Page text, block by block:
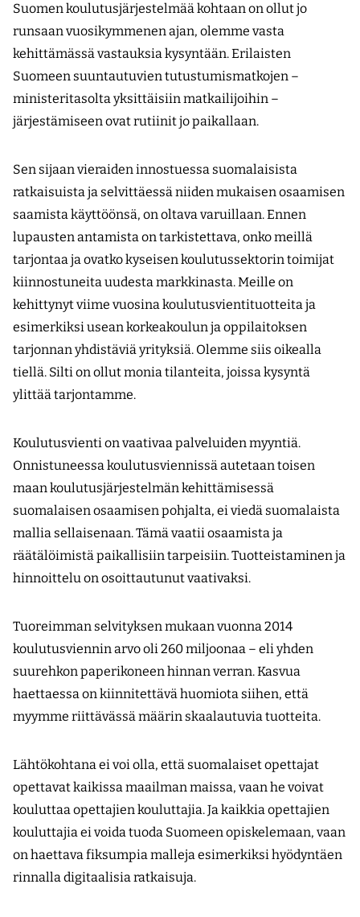
Suomen koulutusjärjestelmää kohtaan on ollut jo
runsaan vuosikymmenen ajan, olemme vasta
kehittämässä vastauksia kysyntään. Erilaisten
Suomeen suuntautuvien tutustumismatkojen –
ministeritasolta yksittäisiin matkailijoihin –
järjestämiseen ovat rutiinit jo paikallaan.
Sen sijaan vieraiden innostuessa suomalaisista
ratkaisuista ja selvittäessä niiden mukaisen osaamisen
saamista käyttöönsä, on oltava varuillaan. Ennen
lupausten antamista on tarkistettava, onko meillä
tarjontaa ja ovatko kyseisen koulutussektorin toimijat
kiinnostuneita uudesta markkinasta. Meille on
kehittynyt viime vuosina koulutusvientituotteita ja
esimerkiksi usean korkeakoulun ja oppilaitoksen
tarjonnan yhdistäviä yrityksiä. Olemme siis oikealla
tiellä. Silti on ollut monia tilanteita, joissa kysyntä
ylittää tarjontamme.
Koulutusvienti on vaativaa palveluiden myyntiä.
Onnistuneessa koulutusviennissä autetaan toisen
maan koulutusjärjestelmän kehittämisessä
suomalaisen osaamisen pohjalta, ei viedä suomalaista
mallia sellaisenaan. Tämä vaatii osaamista ja
räätälöimistä paikallisiin tarpeisiin. Tuotteistaminen ja
hinnoittelu on osoittautunut vaativaksi.
Tuoreimman selvityksen mukaan vuonna 2014
koulutusviennin arvo oli 260 miljoonaa – eli yhden
suurehkon paperikoneen hinnan verran. Kasvua
haettaessa on kiinnitettävä huomiota siihen, että
myymme riittävässä määrin skaalautuvia tuotteita.
Lähtökohtana ei voi olla, että suomalaiset opettajat
opettavat kaikissa maailman maissa, vaan he voivat
kouluttaa opettajien kouluttajia. Ja kaikkia opettajien
kouluttajia ei voida tuoda Suomeen opiskelemaan, vaan
on haettava fiksumpia malleja esimerkiksi hyödyntäen
rinnalla digitaalisia ratkaisuja.